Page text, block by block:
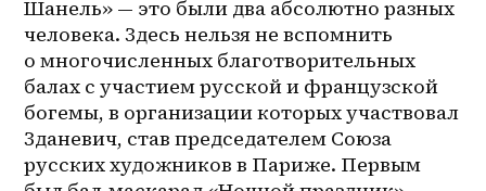
Шанель» — это были два абсолютно разных
человека. Здесь нельзя не вспомнить
о многочисленных благотворительных
балах с участием русской и французской
богемы, в организации которых участвовал
Зданевич, став председателем Союза
русских художников в Париже. Первым